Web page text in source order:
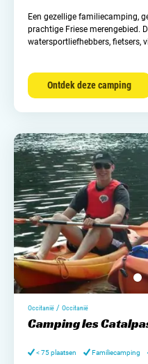
Een gezellige familiecamping,
prachtige Friese merengebied.
watersportliefhebbers, fietsers,
Ontdek deze camping
Occitanië / Occitanië
Camping les
< 75 plaatsen Familiecamping